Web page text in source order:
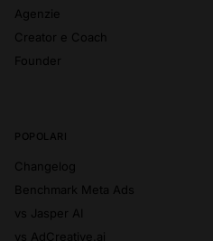
Agenzie
Creator e Coach
Founder
POPOLARI
Changelog
Benchmark Meta Ads
vs Jasper AI
vs AdCreative.ai